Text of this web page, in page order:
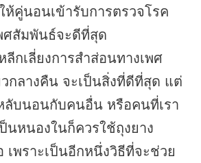
ห้คู่นอนเข้ารับการตรวจโรค
ศสัมพันธ์จะดีที่สุด
ลีกเลี่ยงการสำส่อนทางเพศ
กลางคืน จะเป็นสิ่งที่ดีที่สุด แต่
ลับนอนกับคนอื่น หรือคนที่เรา
นหนองในก็ควรใช้ถุงยาง
เพราะเป็นอีกหนึ่งวิธีที่จะช่วย